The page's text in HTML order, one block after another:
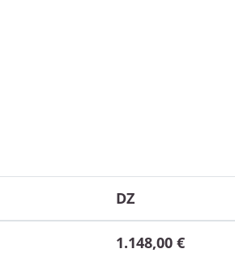
DZ
1.148,00 €